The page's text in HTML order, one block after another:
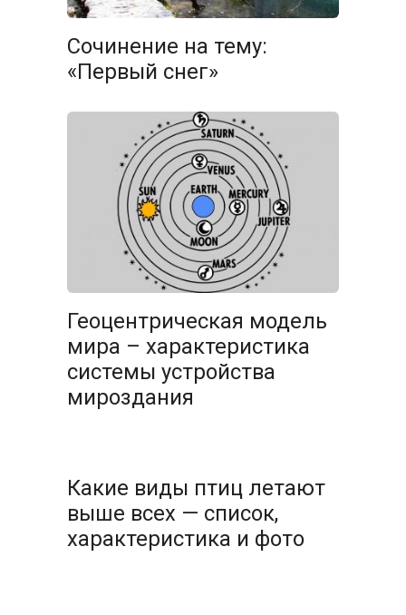
Сочинение на тему:
«Первый снег»
Геоцентрическая модель
мира – характеристика
системы устройства
мироздания
Какие виды птиц летают
выше всех — список,
характеристика и фото